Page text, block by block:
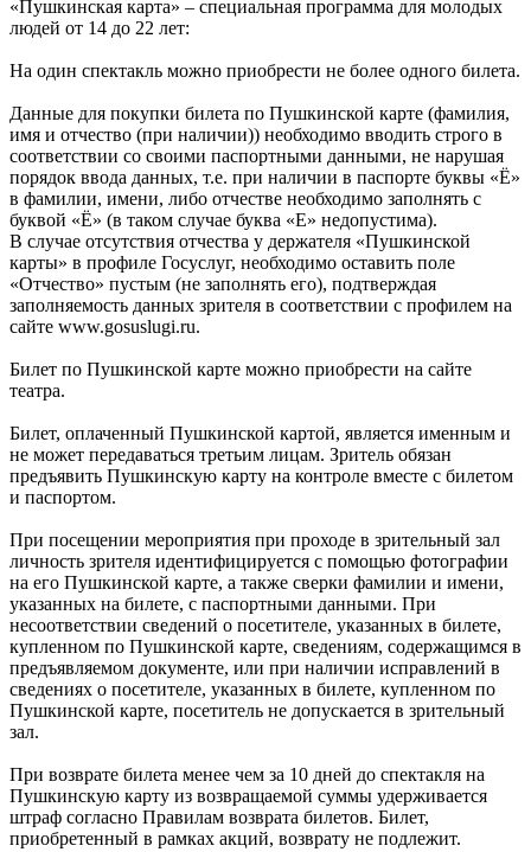
«Пушкинская карта» – специальная программа для молодых
людей от 14 до 22 лет:
На один спектакль можно приобрести не более одного билета.
Данные для покупки билета по Пушкинской карте (фамилия,
имя и отчество (при наличии)) необходимо вводить строго в
соответствии со своими паспортными данными, не нарушая
порядок ввода данных, т.е. при наличии в паспорте буквы «Ё»
в фамилии, имени, либо отчестве необходимо заполнять с
буквой «Ё» (в таком случае буква «Е» недопустима).
В случае отсутствия отчества у держателя «Пушкинской
карты» в профиле Госуслуг, необходимо оставить поле
«Отчество» пустым (не заполнять его), подтверждая
заполняемость данных зрителя в соответствии с профилем на
сайте www.gosuslugi.ru.
Билет по Пушкинской карте можно приобрести на сайте
театра.
Билет, оплаченный Пушкинской картой, является именным и
не может передаваться третьим лицам. Зритель обязан
предъявить Пушкинскую карту на контроле вместе с билетом
и паспортом.
При посещении мероприятия при проходе в зрительный зал
личность зрителя идентифицируется с помощью фотографии
на его Пушкинской карте, а также сверки фамилии и имени,
указанных на билете, с паспортными данными. При
несоответствии сведений о посетителе, указанных в билете,
купленном по Пушкинской карте, сведениям, содержащимся в
предъявляемом документе, или при наличии исправлений в
сведениях о посетителе, указанных в билете, купленном по
Пушкинской карте, посетитель не допускается в зрительный
зал.
При возврате билета менее чем за 10 дней до спектакля на
Пушкинскую карту из возвращаемой суммы удерживается
штраф согласно Правилам возврата билетов. Билет,
приобретенный в рамках акций, возврату не подлежит.